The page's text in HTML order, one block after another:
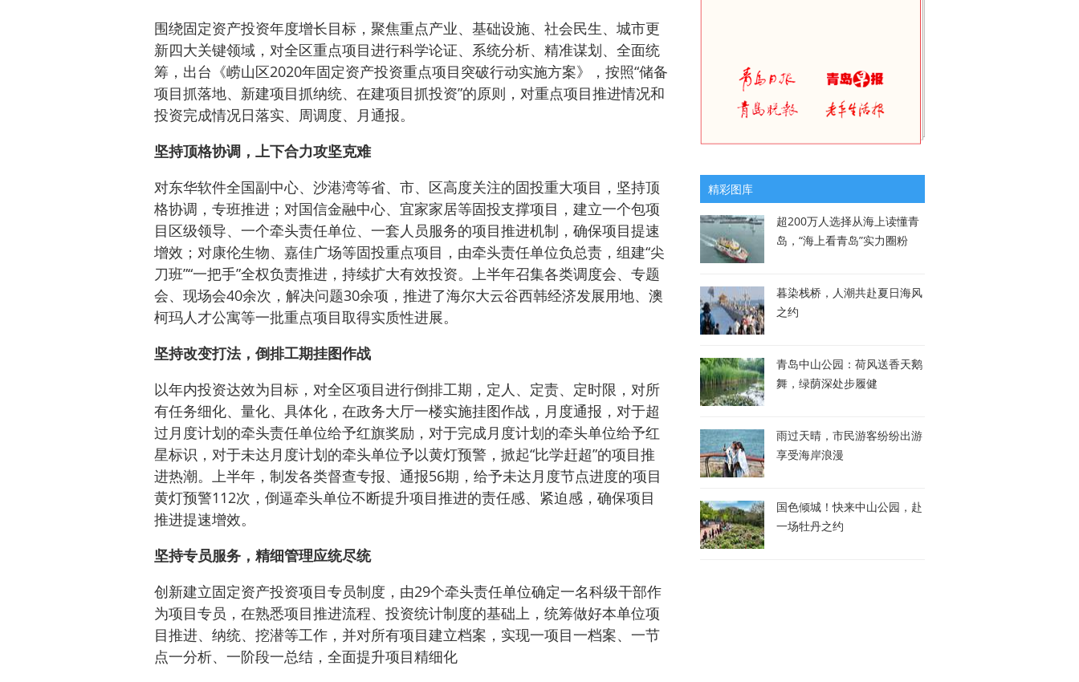
围绕固定资产投资年度增长目标，聚焦重点产业、基础设施、社会民生、城市更
新四大关键领域，对全区重点项目进行科学论证、系统分析、精准谋划、全面统
筹，出台《崂山区2020年固定资产投资重点项目突破行动实施方案》，按照“储备
项目抓落地、新建项目抓纳统、在建项目抓投资”的原则，对重点项目推进情况和
投资完成情况日落实、周调度、月通报。
坚持顶格协调，上下合力攻坚克难
对东华软件全国副中心、沙港湾等省、市、区高度关注的固投重大项目，坚持顶
格协调，专班推进；对国信金融中心、宜家家居等固投支撑项目，建立一个包项
目区级领导、一个牵头责任单位、一套人员服务的项目推进机制，确保项目提速
增效；对康伦生物、嘉佳广场等固投重点项目，由牵头责任单位负总责，组建“尖
刀班”“一把手”全权负责推进，持续扩大有效投资。上半年召集各类调度会、专题
会、现场会40余次，解决问题30余项，推进了海尔大云谷西韩经济发展用地、澳
柯玛人才公寓等一批重点项目取得实质性进展。
坚持改变打法，倒排工期挂图作战
以年内投资达效为目标，对全区项目进行倒排工期，定人、定责、定时限，对所
有任务细化、量化、具体化，在政务大厅一楼实施挂图作战，月度通报，对于超
过月度计划的牵头责任单位给予红旗奖励，对于完成月度计划的牵头单位给予红
星标识，对于未达月度计划的牵头单位予以黄灯预警，掀起“比学赶超”的项目推
进热潮。上半年，制发各类督查专报、通报56期，给予未达月度节点进度的项目
黄灯预警112次，倒逼牵头单位不断提升项目推进的责任感、紧迫感，确保项目
推进提速增效。
坚持专员服务，精细管理应统尽统
创新建立固定资产投资项目专员制度，由29个牵头责任单位确定一名科级干部作
为项目专员，在熟悉项目推进流程、投资统计制度的基础上，统筹做好本单位项
目推进、纳统、挖潜等工作，并对所有项目建立档案，实现一项目一档案、一节
点一分析、一阶段一总结，全面提升项目精细化
精彩图库
超200万人选择从海上读懂青
岛，“海上看青岛”实力圈粉
暮染栈桥，人潮共赴夏日海风
之约
青岛中山公园：荷风送香天鹅
舞，绿荫深处步履健
雨过天晴，市民游客纷纷出游
享受海岸浪漫
国色倾城！快来中山公园，赴
一场牡丹之约